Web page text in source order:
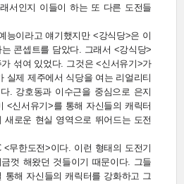
서인지 이들이 하는 또 다른 도전들
능이라고 얘기했지만 <강식당>은 이
는 콘셉트를 담았다. 그래서 <강식당>
섞여 있었다. 그것은 <신서유기>가
실제 제주에서 식당을 여는 리얼리티
. 강호동과 이수근을 중심으로 은지
<신서유기>를 통해 자신들의 캐릭터
새로운 현실 영역으로 뛰어드는 도전
무한도전>이다. 이런 형태의 도전기
껏 해왔던 것들이기 때문이다. 그들
통해 자신들의 캐릭터를 강화하고 그